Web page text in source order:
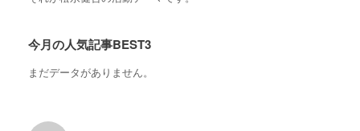
今月の人気記事BEST3
まだデータがありません。